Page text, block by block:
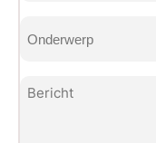
Bericht